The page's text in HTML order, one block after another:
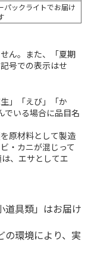
パックライトでお届け
ん。また、「夏期
号での表示はせ
」「えび」「か
でいる場合に品目名
原材料として製造
・カニが混じって
、エサとしてエ
道具類」はお届け
の環境により、実